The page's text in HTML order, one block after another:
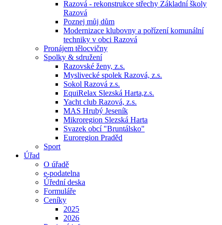
Razová - rekonstrukce střechy Základní školy
Razová
Poznej můj dům
Modernizace klubovny a pořízení komunální
techniky v obci Razová
Pronájem tělocvičny
Spolky & sdružení
Razovské ženy, z.s.
Myslivecké spolek Razová, z.s.
Sokol Razová z.s.
EquiRelax Slezská Harta,z.s.
Yacht club Razová, z.s.
MAS Hrubý Jeseník
Mikroregion Slezská Harta
Svazek obcí "Bruntálsko"
Euroregion Praděd
Sport
Úřad
O úřadě
e-podatelna
Úřední deska
Formuláře
Ceníky
2025
2026